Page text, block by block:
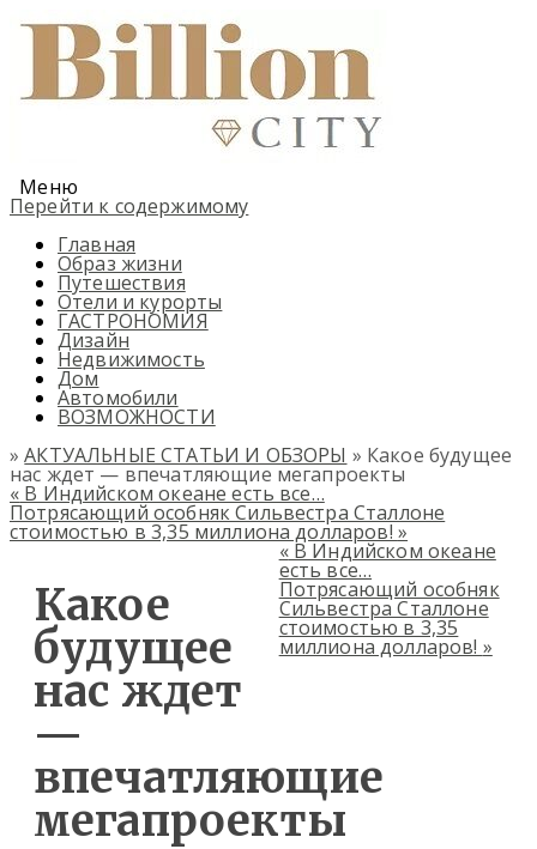
Меню
Перейти к содержимому
Главная
Образ жизни
Путешествия
Отели и курорты
ГАСТРОНОМИЯ
Дизайн
Недвижимость
Дом
Автомобили
ВОЗМОЖНОСТИ
»АКТУАЛЬНЫЕ СТАТЬИ И ОБЗОРЫ » Какое будущее
нас ждет — впечатляющие мегапроекты
« В Индийском океане есть все…
Потрясающий особняк Сильвестра Сталлоне
стоимостью в 3,35 миллиона долларов! »
Какое
будущее
нас ждет
—
впечатляющие
мегапроекты
«В Индийском океане
есть все…
Потрясающий особняк
Сильвестра Сталлоне
стоимостью в 3,35
миллиона долларов! »